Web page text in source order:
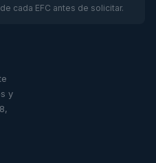
cada EFC antes de solicitar.
y